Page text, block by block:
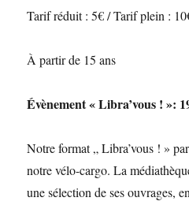
Tarif réduit : 5€ / Tarif plein :
À partir de 15 ans
Évènement « Libra’vous ! »:
Notre format „ Libra’vous ! »
notre vélo-cargo. La
une sélection de ses ouvrages,